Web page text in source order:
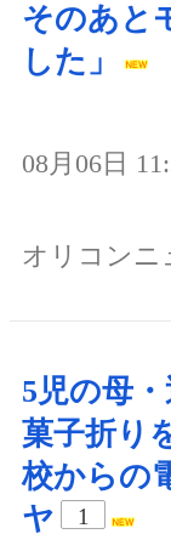
そのあと
した」
08月06日
オリコンニ
5児の母
菓子折り
校からの
ヤ
1